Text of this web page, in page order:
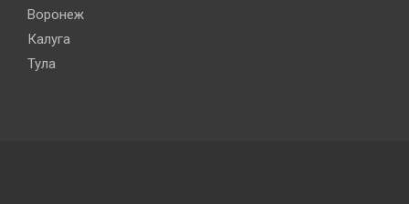
Воронеж
Калуга
Тула